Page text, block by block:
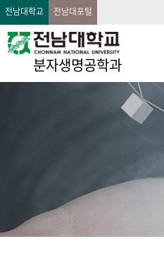
전남대학교 전남대포털
분자생명공학과